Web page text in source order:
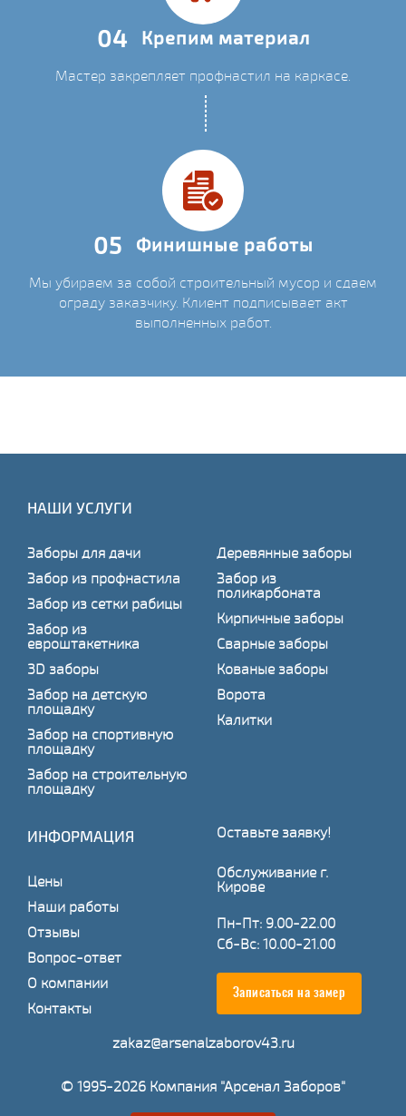
04 Крепим материал
Мастер закрепляет профнастил на каркасе.
05 Финишные работы
Мы убираем за собой строительный мусор и сдаем
ограду заказчику. Клиент подписывает акт
выполненных работ.
НАШИ УСЛУГИ
Заборы для дачи
Забор из профнастила
Забор из сетки рабицы
Забор из
евроштакетника
3D заборы
Забор на детскую
площадку
Забор на спортивную
площадку
Забор на строительную
площадку
Деревянные заборы
Забор из
поликарбоната
Кирпичные заборы
Сварные заборы
Кованые заборы
Ворота
Калитки
ИНФОРМАЦИЯ
Цены
Наши работы
Отзывы
Вопрос-ответ
О компании
Контакты
Оставьте заявку!
Обслуживание г.
Кирове
Пн-Пт: 9.00-22.00
Сб-Вс: 10.00-21.00
Записаться на замер
zakaz@arsenalzaborov43.ru
© 1995-2026 Компания "Арсенал Заборов"